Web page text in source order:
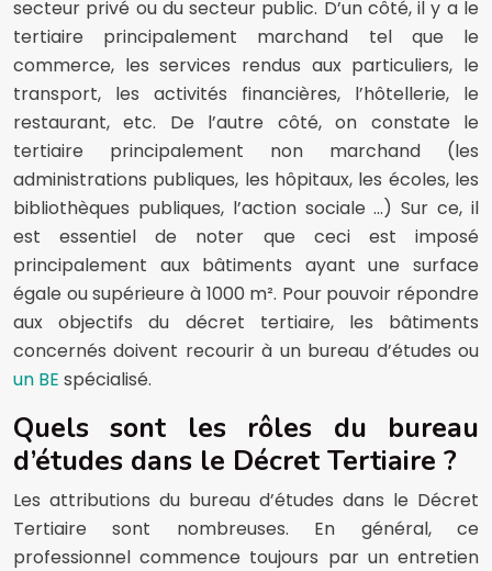
secteur privé ou du secteur public. D’un côté, il y a le
tertiaire principalement marchand tel que le
commerce, les services rendus aux particuliers, le
transport, les activités financières, l’hôtellerie, le
restaurant, etc. De l’autre côté, on constate le
tertiaire principalement non marchand (les
administrations publiques, les hôpitaux, les écoles, les
bibliothèques publiques, l’action sociale …) Sur ce, il
est essentiel de noter que ceci est imposé
principalement aux bâtiments ayant une surface
égale ou supérieure à 1000 m². Pour pouvoir répondre
aux objectifs du décret tertiaire, les bâtiments
concernés doivent recourir à un bureau d’études ou
un BE spécialisé.
Quels sont les rôles du bureau
d’études dans le Décret Tertiaire ?
Les attributions du bureau d’études dans le Décret
Tertiaire sont nombreuses. En général, ce
professionnel commence toujours par un entretien